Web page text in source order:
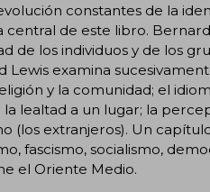
constantes de la
de este libro.
de los individuos y de los
examina
y la comunidad; el
lealtad a un lugar; la
(los extranjeros). Un
fascismo, socialismo,
el Oriente Medio.